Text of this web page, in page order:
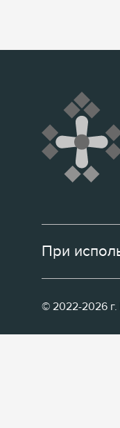
При
© 2022-2026 г.